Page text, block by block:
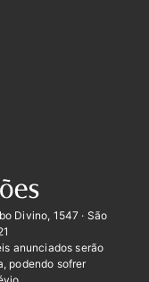
Divino, 1547 · São
anunciados serão
podendo sofrer